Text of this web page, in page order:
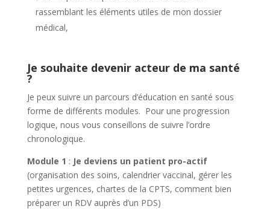
rassemblant les éléments utiles de mon dossier
médical,
Je souhaite devenir acteur de ma santé
?
Je peux suivre un parcours d’éducation en santé sous
forme de différents modules. Pour une progression
logique, nous vous conseillons de suivre l’ordre
chronologique.
Module 1 : Je deviens un patient pro-actif
(organisation des soins, calendrier vaccinal, gérer les
petites urgences, chartes de la CPTS, comment bien
préparer un RDV auprès d’un PDS)